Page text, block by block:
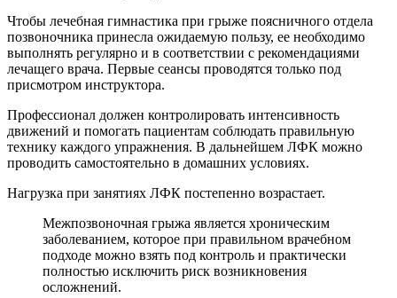
Чтобы лечебная гимнастика при грыже поясничного отдела
позвоночника принесла ожидаемую пользу, ее необходимо
выполнять регулярно и в соответствии с рекомендациями
лечащего врача. Первые сеансы проводятся только под
присмотром инструктора.
Профессионал должен контролировать интенсивность
движений и помогать пациентам соблюдать правильную
технику каждого упражнения. В дальнейшем ЛФК можно
проводить самостоятельно в домашних условиях.
Нагрузка при занятиях ЛФК постепенно возрастает.
Межпозвоночная грыжа является хроническим
заболеванием, которое при правильном врачебном
подходе можно взять под контроль и практически
полностью исключить риск возникновения
осложнений.